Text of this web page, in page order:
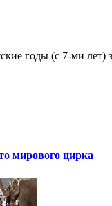
годы (с 7-ми лет)
мирового цирка